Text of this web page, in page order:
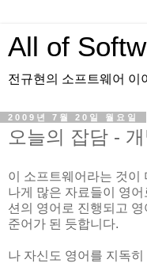
All of
전규현의 소프트웨어 이
2009년 7월 20일 월요일
오늘의 잡담 -
이 소프트웨어라는 것이
나게 많은 자료들이 영
션의 영어로 진행되고
준어가 된 듯합니다.
나 자신도 영어를 지독